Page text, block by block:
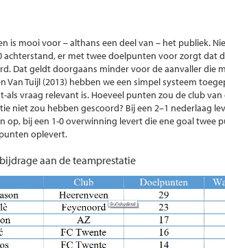
is mooi voor – althans een deel van – het publiek.
achterstand, er met twee doelpunten voor zorgt dat
Dat geldt doorgaans minder voor de aanvaller die
Van Tuijl (2013) hebben we een simpel systeem
als vraag relevant is. Hoeveel punten zou de club
niet zou hebben gescoord? Bij een 2–1 nederlaag
op, bij een 1-0 overwinning levert die ene goal twee
oplevert.
aan de teamprestatie